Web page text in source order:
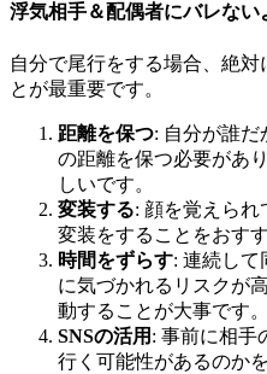
浮気相手＆配偶者にバレない
自分で尾行をする場合、絶
とが最重要です。
距離を保つ: 自分が誰だ
の距離を保つ必要があ
しいです。
変装する: 顔を覚えられ
変装をすることをおす
時間をずらす: 連続して
に気づかれるリスクが
動することが大事です。
SNSの活用 : 事前に相手
行く可能性があるのか